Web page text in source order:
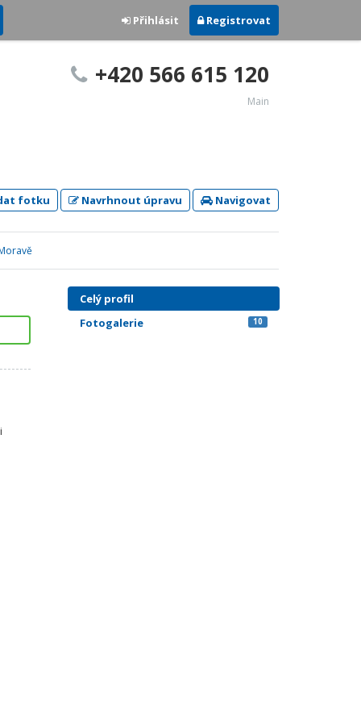
Přihlásit Registrovat
+420 566 615 120
Main
fotku Navrhnout úpravu Navigovat
Celý profil
Fotogalerie
10